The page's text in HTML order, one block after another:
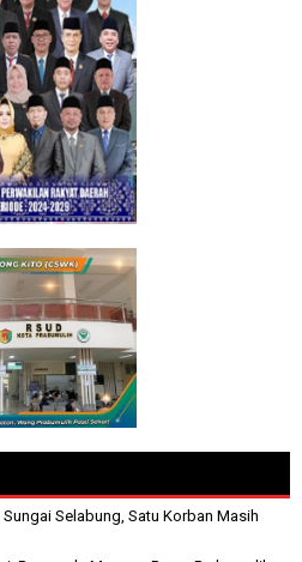
Selabung, Satu Korban Masih